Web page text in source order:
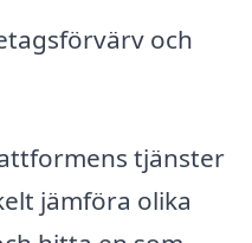
och
tjänster
jämföra olika